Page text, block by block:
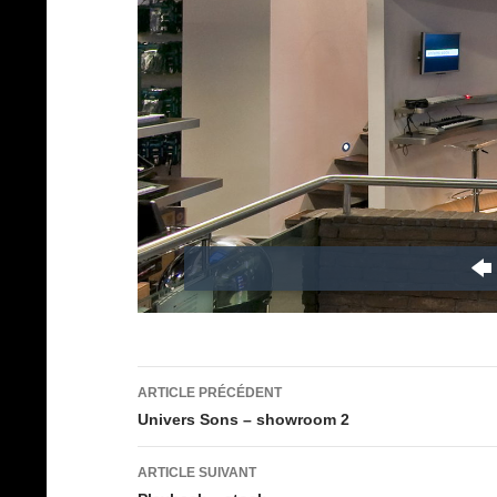
Navigation
des
articles
ARTICLE PRÉCÉDENT
Univers Sons – showroom 2
ARTICLE SUIVANT